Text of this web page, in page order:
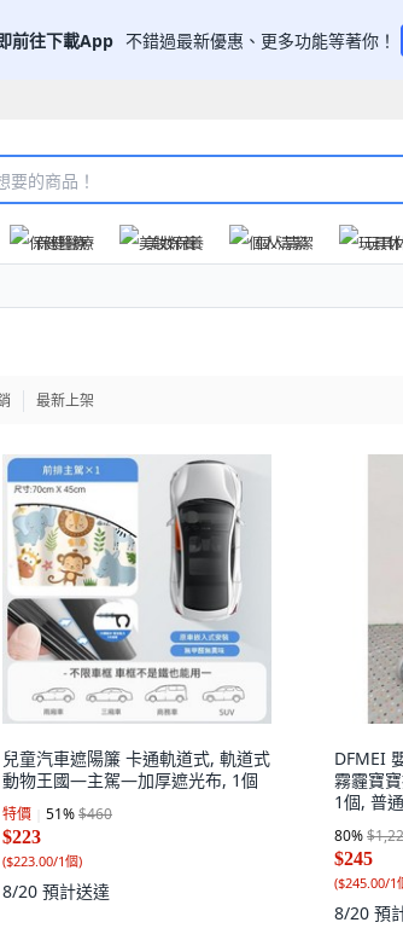
前往下載App 不錯過最新優惠、更多功能等著你！
保健醫療 美妝保養 個人清潔 玩具
最新上架
兒童汽車遮陽簾 卡通軌道式, 軌道式
動物王國—主駕—加厚遮光布, 1個
特價 51%$460
$223
($223.00/1個)
8/20 預計送達
DFMEI
霧霾寶
1個, 普
80%
$245
($245.00/1
8/20 預